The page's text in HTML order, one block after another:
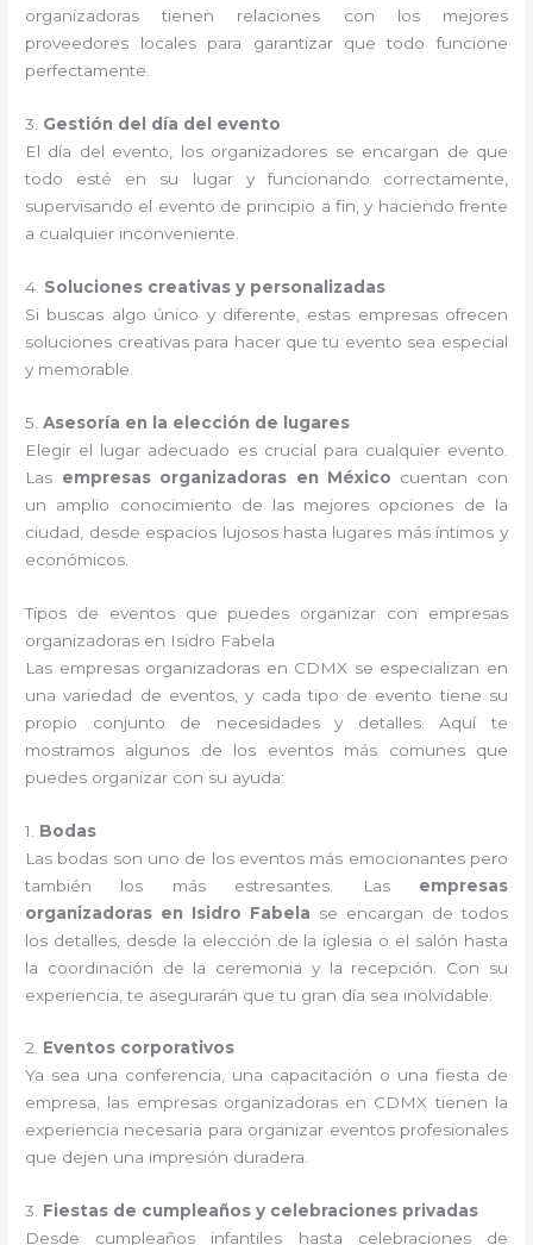
organizadoras tienen relaciones con los mejores
proveedores locales para garantizar que todo funcione
perfectamente.
3. Gestión del día del evento
El día del evento, los organizadores se encargan de que
todo esté en su lugar y funcionando correctamente,
supervisando el evento de principio a fin, y haciendo frente
a cualquier inconveniente.
4. Soluciones creativas y personalizadas
Si buscas algo único y diferente, estas empresas ofrecen
soluciones creativas para hacer que tu evento sea especial
y memorable.
5.Asesoría en la elección de lugares
Elegir el lugar adecuado es crucial para cualquier evento.
Las empresas organizadoras en México cuentan con
un amplio conocimiento de las mejores opciones de la
ciudad, desde espacios lujosos hasta lugares más íntimos y
económicos.
Tipos de eventos que puedes organizar con empresas
organizadoras en Isidro Fabela
Las empresas organizadoras en CDMX se especializan en
una variedad de eventos, y cada tipo de evento tiene su
propio conjunto de necesidades y detalles. Aquí te
mostramos algunos de los eventos más comunes que
puedes organizar con su ayuda:
1. Bodas
Las bodas son uno de los eventos más emocionantes pero
también los más estresantes. Las empresas
organizadoras en Isidro Fabela se encargan de todos
los detalles, desde la elección de la iglesia o el salón hasta
la coordinación de la ceremonia y la recepción. Con su
experiencia, te asegurarán que tu gran día sea inolvidable.
2. Eventos corporativos
Ya sea una conferencia, una capacitación o una fiesta de
empresa, las empresas organizadoras en CDMX tienen la
experiencia necesaria para organizar eventos profesionales
que dejen una impresión duradera.
3. Fiestas de cumpleaños y celebraciones privadas
Desde cumpleaños infantiles hasta celebraciones de